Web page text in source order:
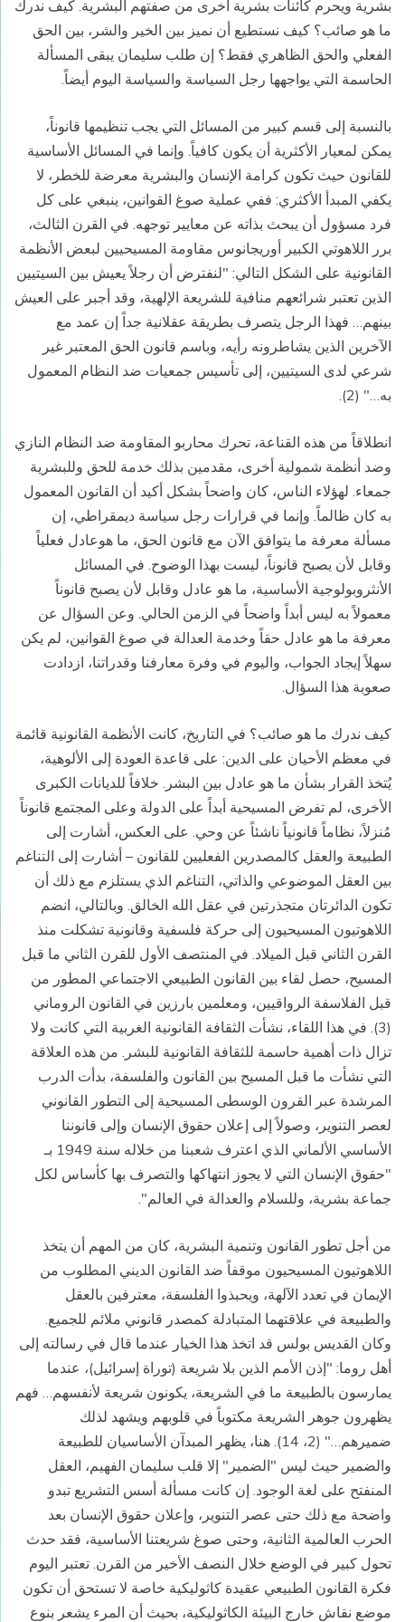
بشرية ويحرم كائنات بشرية أخرى من صفتهم البشرية. كيف ندرك
ما هو صائب؟ كيف نستطيع أن نميز بين الخير والشر، بين الحق
الفعلي والحق الظاهري فقط؟ إن طلب سليمان يبقى المسألة
الحاسمة التي يواجهها رجل السياسة والسياسة اليوم أيضاً.
بالنسبة إلى قسم كبير من المسائل التي يجب تنظيمها قانوناً،
يمكن لمعيار الأكثرية أن يكون كافياً. وإنما في المسائل الأساسية
للقانون حيث تكون كرامة الإنسان والبشرية معرضة للخطر، لا
يكفي المبدأ الأكثري: ففي عملية صوغ القوانين، ينبغي على كل
فرد مسؤول أن يبحث بذاته عن معايير توجهه. في القرن الثالث،
برر اللاهوتي الكبير أوريجانوس مقاومة المسيحيين لبعض الأنظمة
القانونية على الشكل التالي: "لنفترض أن رجلاً يعيش بين السيتيين
الذين تعتبر شرائعهم منافية للشريعة الإلهية، وقد أجبر على العيش
بينهم… فهذا الرجل يتصرف بطريقة عقلانية جداً إن عمد مع
الآخرين الذين يشاطرونه رأيه، وباسم قانون الحق المعتبر غير
شرعي لدى السيتيين، إلى تأسيس جمعيات ضد النظام المعمول
به…" (2).
انطلاقاً من هذه القناعة، تحرك محاربو المقاومة ضد النظام النازي
وضد أنظمة شمولية أخرى، مقدمين بذلك خدمة للحق وللبشرية
جمعاء. لهؤلاء الناس، كان واضحاً بشكل أكيد أن القانون المعمول
به كان ظالماً. وإنما في قرارات رجل سياسة ديمقراطي، إن
مسألة معرفة ما يتوافق الآن مع قانون الحق، ما هوعادل فعلياً
وقابل لأن يصبح قانوناً، ليست بهذا الوضوح. في المسائل
الأنثروبولوجية الأساسية، ما هو عادل وقابل لأن يصبح قانوناً
معمولاً به ليس أبداً واضحاً في الزمن الحالي. وعن السؤال عن
معرفة ما هو عادل حقاً وخدمة العدالة في صوغ القوانين، لم يكن
سهلاً إيجاد الجواب، واليوم في وفرة معارفنا وقدراتنا، ازدادت
صعوبة هذا السؤال.
كيف ندرك ما هو صائب؟ في التاريخ، كانت الأنظمة القانونية قائمة
في معظم الأحيان على الدين: على قاعدة العودة إلى الألوهية،
يُتخذ القرار بشأن ما هو عادل بين البشر. خلافاً للديانات الكبرى
الأخرى، لم تفرض المسيحية أبداً على الدولة وعلى المجتمع قانوناً
مُنزلاً، نظاماً قانونياً ناشئاً عن وحي. على العكس، أشارت إلى
الطبيعة والعقل كالمصدرين الفعليين للقانون – أشارت إلى التناغم
بين العقل الموضوعي والذاتي، التناغم الذي يستلزم مع ذلك أن
تكون الدائرتان متجذرتين في عقل الله الخالق. وبالتالي، انضم
اللاهوتيون المسيحيون إلى حركة فلسفية وقانونية تشكلت منذ
القرن الثاني قبل الميلاد. في المنتصف الأول للقرن الثاني ما قبل
المسيح، حصل لقاء بين القانون الطبيعي الاجتماعي المطور من
قبل الفلاسفة الرواقيين، ومعلمين بارزين في القانون الروماني
(3). في هذا اللقاء، نشأت الثقافة القانونية الغربية التي كانت ولا
تزال ذات أهمية حاسمة للثقافة القانونية للبشر. من هذه العلاقة
التي نشأت ما قبل المسيح بين القانون والفلسفة، بدأت الدرب
المرشدة عبر القرون الوسطى المسيحية إلى التطور القانوني
لعصر التنوير، وصولاً إلى إعلان حقوق الإنسان وإلى قانوننا
الأساسي الألماني الذي اعترف شعبنا من خلاله سنة 1949 بـ
"حقوق الإنسان التي لا يجوز انتهاكها والتصرف بها كأساس لكل
جماعة بشرية، وللسلام والعدالة في العالم".
من أجل تطور القانون وتنمية البشرية، كان من المهم أن يتخذ
اللاهوتيون المسيحيون موقفاً ضد القانون الديني المطلوب من
الإيمان في تعدد الآلهة، ويحبذوا الفلسفة، معترفين بالعقل
والطبيعة في علاقتهما المتبادلة كمصدر قانوني ملائم للجميع.
وكان القديس بولس قد اتخذ هذا الخيار عندما قال في رسالته إلى
أهل روما: "إذن الأمم الذين بلا شريعة (توراة إسرائيل)، عندما
يمارسون بالطبيعة ما في الشريعة، يكونون شريعة لأنفسهم… فهم
يظهرون جوهر الشريعة مكتوباً في قلوبهم ويشهد لذلك
ضميرهم…" (2، 14). هنا، يظهر المبدآن الأساسيان للطبيعة
والضمير حيث ليس "الضمير" إلا قلب سليمان الفهيم، العقل
المنفتح على لغة الوجود. إن كانت مسألة أسس التشريع تبدو
واضحة مع ذلك حتى عصر التنوير، وإعلان حقوق الإنسان بعد
الحرب العالمية الثانية، وحتى صوغ شريعتنا الأساسية، فقد حدث
تحول كبير في الوضع خلال النصف الأخير من القرن. تعتبر اليوم
فكرة القانون الطبيعي عقيدة كاثوليكية خاصة لا تستحق أن تكون
موضع نقاش خارج البيئة الكاثوليكية، بحيث أن المرء يشعر بنوع